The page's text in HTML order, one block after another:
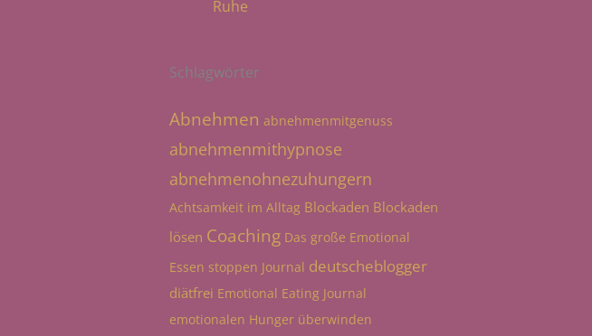
Ruhe
Schlagwörter
Abnehmen abnehmenmitgenuss
abnehmenmithypnose
abnehmenohnezuhungern
Achtsamkeit im Alltag Blockaden Blockaden
lösen Coaching Das große Emotional
Essen stoppen Journal deutscheblogger
diätfrei Emotional Eating Journal
emotionalen Hunger überwinden